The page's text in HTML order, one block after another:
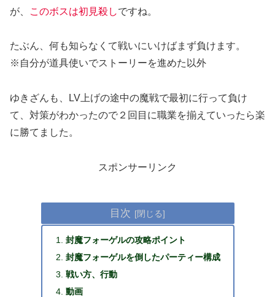
が、
このボスは初見殺しですね。
たぶん、何も知らなくて戦いにいけばまず負けます。
※自分が道具使いでストーリーを進めた以外
ゆきざんも、LV上げの途中の魔戦で最初に行って負け
て、対策がわかったので２回目に職業を揃えていったら楽
に勝てました。
スポンサーリンク
目次
封魔フォーゲルの攻略ポイント
封魔フォーゲルを倒したパーティー構成
戦い方、行動
動画